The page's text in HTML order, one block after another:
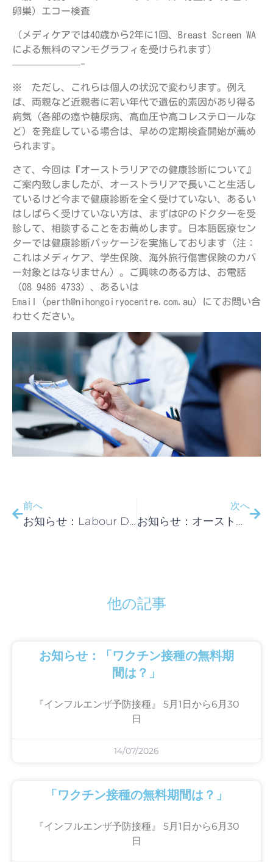
卵巣）エコー検査
（メディケアでは40歳から2年に1回、Breast Screen WA
による無料のマンモグラフィを受けられます）
———————-
※ ただし、これらは個人の状況で変わります。例え
ば、両親など近親者に若い年代で遺伝的素因があり得る
病気（各部の癌や糖尿病、高血圧や高コレステロールな
ど）を発症している場合は、早めの定期検査開始が薦め
られます。
さて、今回は『オーストラリアでの健康診断について』
ご案内致しましたが、オーストラリアで長いこと生活し
ているけど今まで健康診断を全く受けていない、あるい
はしばらく受けていない方は、まずはGPのドクターを受
診して、相談することをお薦めします。日本語医療セン
ターでは健康診断パッケージを実施しております（注：
これはメディケア、学生保険、海外旅行傷害保険のカバ
ー対象とはなりません）。ご興味のある方は、お電話
（08 9486 4733）、あるいは
Email（perth@nihongoiryocentre.com.au）にてお問い合
わせください。
前へ
お知らせ：Labour Day（西豪州の祝日）のため休診
次へ
お知らせ：オーストラリアの健康診断や人間ドックとは？
他の記事
お知らせ：「ワクチン接種の無料期
間は？」
『インフルエンザ予防接種』 5月1日から6月30
日
14/07/2026
「ワクチン接種の無料期間は？」
『インフルエンザ予防接種』 5月1日から6月30
日